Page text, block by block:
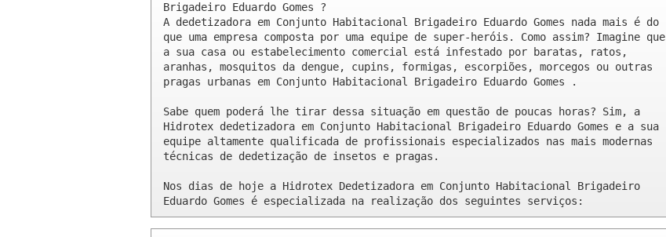
Brigadeiro Eduardo Gomes ?
A dedetizadora em Conjunto Habitacional Brigadeiro Eduardo Gomes nada mais é do
que uma empresa composta por uma equipe de super-heróis. Como assim? Imagine que
a sua casa ou estabelecimento comercial está infestado por baratas, ratos,
aranhas, mosquitos da dengue, cupins, formigas, escorpiões, morcegos ou outras
pragas urbanas em Conjunto Habitacional Brigadeiro Eduardo Gomes .
Sabe quem poderá lhe tirar dessa situação em questão de poucas horas? Sim, a
Hidrotex dedetizadora em Conjunto Habitacional Brigadeiro Eduardo Gomes e a sua
equipe altamente qualificada de profissionais especializados nas mais modernas
técnicas de dedetização de insetos e pragas.
Nos dias de hoje a Hidrotex Dedetizadora em Conjunto Habitacional Brigadeiro
Eduardo Gomes é especializada na realização dos seguintes serviços: